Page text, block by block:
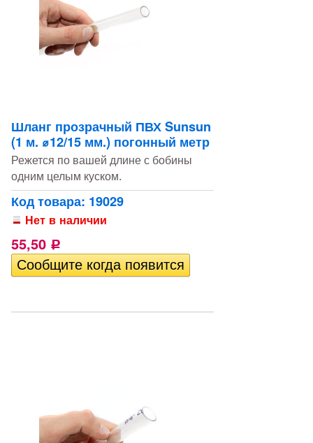
Шланг прозрачный ПВХ Sunsun
(1 м. ⌀12/15 мм.) погонный метр
Режется по вашей длине с бобины
одним целым куском.
Код товара: 19029
Нет в наличии
55,50 Р